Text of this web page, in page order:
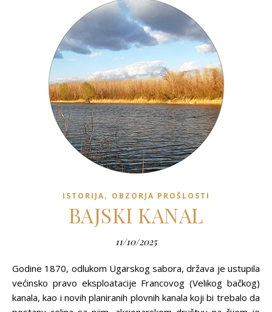
ISTORIJA, OBZORJA PROŠLOSTI
BAJSKI KANAL
11/10/2025
Godine 1870, odlukom Ugarskog sabora, država je ustupila
većinsko pravo eksploatacije Francovog (Velikog bačkog)
kanala, kao i novih planiranih plovnih kanala koji bi trebalo da